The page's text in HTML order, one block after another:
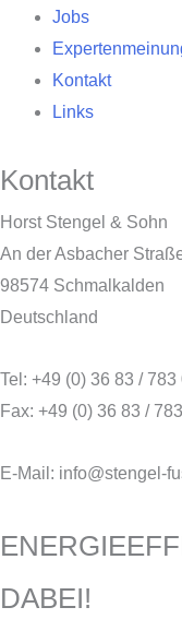
Jobs
Kontakt
Links
Kontakt
Horst Stengel & Sohn
An der Asbacher
98574 Schmalkalden
Deutschland
Tel: +49 (0) 36 83 / 783
Fax: +49 (0) 36 83 /
E-Mail: info@stengel-
DABEI!